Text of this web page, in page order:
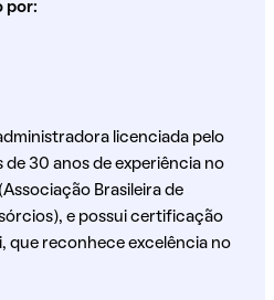
por:
licenciada pelo
30 anos de experiência no
Brasileira de
e possui certificação
que reconhece excelência no